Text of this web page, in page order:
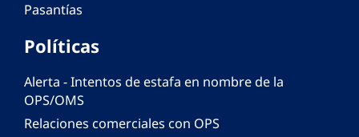
Pasantías
Políticas
Alerta - Intentos de estafa en nombre de la
OPS/OMS
Relaciones comerciales con OPS